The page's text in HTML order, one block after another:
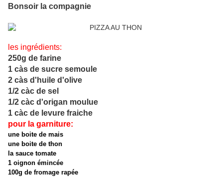
Bonsoir la compagnie
les ingrédients:
250g de farine
1 càs de sucre semoule
2 càs d'huile d'olive
1/2 càc de sel
1/2 càc d'origan moulue
1 càc de levure fraiche
pour la garniture:
une boite de mais
une boite de thon
la sauce tomate
1 oignon émincée
100g de fromage rapée